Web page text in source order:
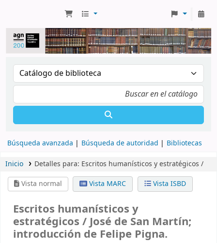
Búsqueda avanzada Búsqueda de autoridad Bibliotecas
Inicio Detalles para: Escritos humanísticos y estratégicos /
Vista normal
Vista MARC Vista ISBD
Escritos humanísticos y
estratégicos / José de San Martín;
introducción de Felipe Pigna.